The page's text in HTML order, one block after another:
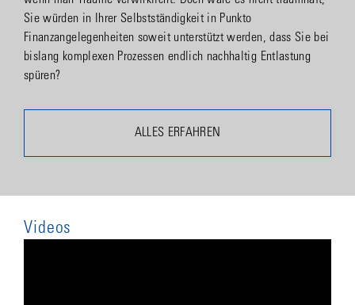
Sie würden in Ihrer Selbstständigkeit in Punkto
Finanzangelegenheiten soweit unterstützt werden, dass Sie bei
bislang komplexen Prozessen endlich nachhaltig Entlastung
spüren?
ALLES ERFAHREN
Videos